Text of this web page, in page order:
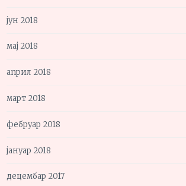
јун 2018
мај 2018
април 2018
март 2018
фебруар 2018
јануар 2018
децембар 2017